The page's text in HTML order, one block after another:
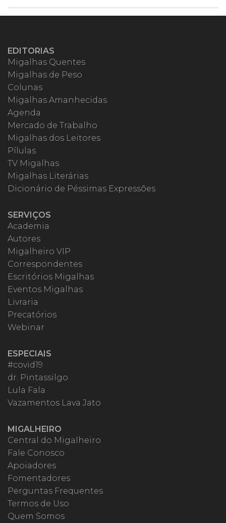
EDITORIAS
Migalhas Quentes
Migalhas de Peso
Colunas
Migalhas Amanhecidas
Agenda
Mercado de Trabalho
Migalhas dos Leitores
Pílulas
TV Migalhas
Migalhas Literárias
Dicionário de Péssimas Expressões
SERVIÇOS
Academia
Autores
Migalheiro VIP
Correspondentes
Escritórios Migalhas
Eventos Migalhas
Livraria
Precatórios
Webinar
ESPECIAIS
#covid19
dr. Pintassilgo
Lula Fala
Vazamentos Lava Jato
MIGALHEIRO
Central do Migalheiro
Fale Conosco
Apoiadores
Fomentadores
Perguntas Frequentes
Termos de Uso
Quem Somos